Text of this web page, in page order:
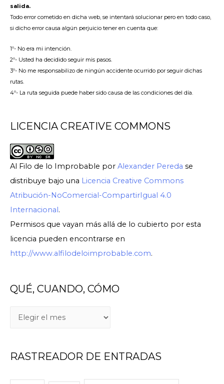
salida.
Todo error cometido en dicha web, se intentará solucionar pero en todo caso,
si dicho error causa algún perjuicio tener en cuenta que:
1º- No era mi intención.
2º- Usted ha decidido seguir mis pasos.
3º- No me responsabilizo de ningún accidente ocurrido por seguir dichas
rutas.
4º- La ruta seguida puede haber sido causa de las condiciones del día.
LICENCIA CREATIVE COMMONS
Al Filo de lo Improbable por Alexander Pereda se
distribuye bajo una Licencia Creative Commons
Atribución-NoComercial-CompartirIgual 4.0
Internacional.
Permisos que vayan más allá de lo cubierto por esta
licencia pueden encontrarse en
http://www.alfilodeloimprobable.com.
QUÉ, CUANDO, CÓMO
RASTREADOR DE ENTRADAS